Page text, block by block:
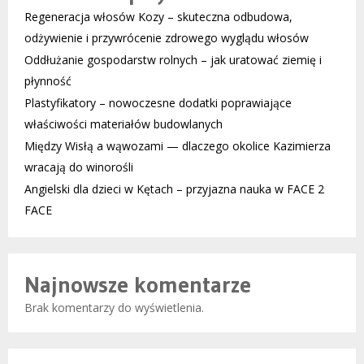
Regeneracja włosów Kozy – skuteczna odbudowa,
odżywienie i przywrócenie zdrowego wyglądu włosów
Oddłużanie gospodarstw rolnych – jak uratować ziemię i
płynność
Plastyfikatory – nowoczesne dodatki poprawiające
właściwości materiałów budowlanych
Między Wisłą a wąwozami — dlaczego okolice Kazimierza
wracają do winorośli
Angielski dla dzieci w Kętach – przyjazna nauka w FACE 2
FACE
Najnowsze komentarze
Brak komentarzy do wyświetlenia.